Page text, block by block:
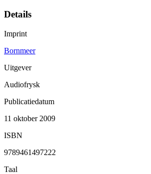
Details
Imprint
Bornmeer
Uitgever
Audiofrysk
Publicatiedatum
11 oktober 2009
ISBN
9789461497222
Taal